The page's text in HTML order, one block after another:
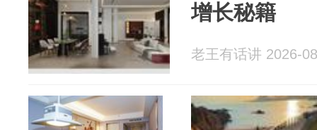
增长秘籍
老王有话讲 2026-